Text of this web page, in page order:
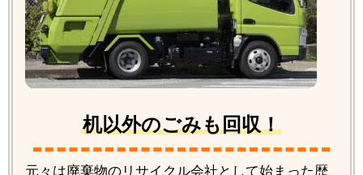
机以外のごみも回収！
元々は廃棄物のリサイクル会社として始まった歴